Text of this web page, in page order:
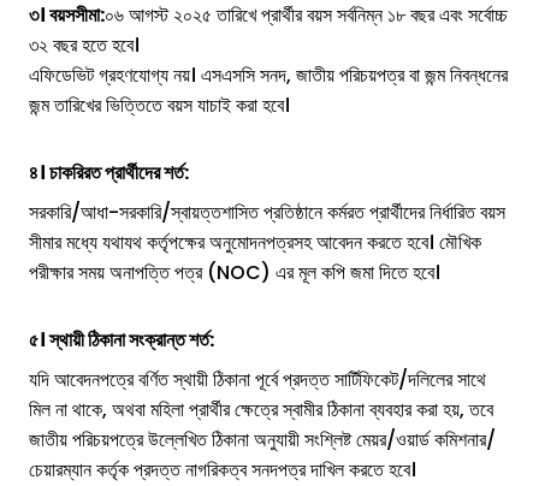
৩। বয়সসীমা:০৬ আগস্ট ২০২৫ তারিখে প্রার্থীর বয়স সর্বনিম্ন ১৮ বছর এবং সর্বোচ্চ
৩২ বছর হতে হবে।
এফিডেভিট গ্রহণযোগ্য নয়। এসএসসি সনদ, জাতীয় পরিচয়পত্র বা জন্ম নিবন্ধনের
জন্ম তারিখের ভিত্তিতে বয়স যাচাই করা হবে।
৪। চাকরিরত প্রার্থীদের শর্ত:
সরকারি/আধা-সরকারি/স্বায়ত্তশাসিত প্রতিষ্ঠানে কর্মরত প্রার্থীদের নির্ধারিত বয়স
সীমার মধ্যে যথাযথ কর্তৃপক্ষের অনুমোদনপত্রসহ আবেদন করতে হবে। মৌখিক
পরীক্ষার সময় অনাপত্তি পত্র (NOC) এর মূল কপি জমা দিতে হবে।
৫। স্থায়ী ঠিকানা সংক্রান্ত শর্ত:
যদি আবেদনপত্রে বর্ণিত স্থায়ী ঠিকানা পূর্বে প্রদত্ত সার্টিফিকেট/দলিলের সাথে
মিল না থাকে, অথবা মহিলা প্রার্থীর ক্ষেত্রে স্বামীর ঠিকানা ব্যবহার করা হয়, তবে
জাতীয় পরিচয়পত্রে উল্লেখিত ঠিকানা অনুযায়ী সংশ্লিষ্ট মেয়র/ওয়ার্ড কমিশনার/
চেয়ারম্যান কর্তৃক প্রদত্ত নাগরিকত্ব সনদপত্র দাখিল করতে হবে।